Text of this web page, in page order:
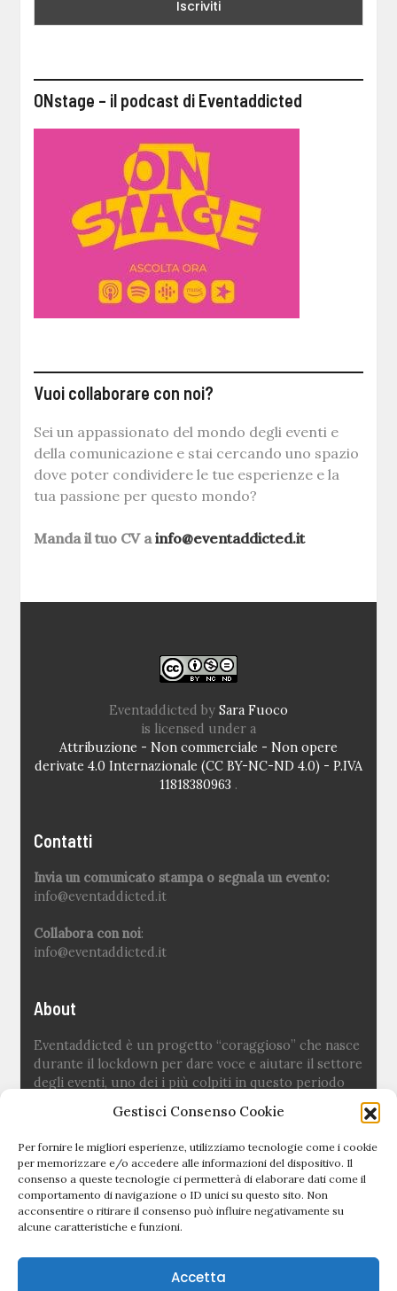
Gestisci Consenso Cookie
Per fornire le migliori esperienze, utilizziamo tecnologie come i cookie
per memorizzare e/o accedere alle informazioni del dispositivo. Il
consenso a queste tecnologie ci permetterà di elaborare dati come il
comportamento di navigazione o ID unici su questo sito. Non
acconsentire o ritirare il consenso può influire negativamente su
alcune caratteristiche e funzioni.
Accetta
ONstage – il podcast di Eventaddicted
Vuoi collaborare con noi?
Sei un appassionato del mondo degli eventi e
della comunicazione e stai cercando uno spazio
dove poter condividere le tue esperienze e la
tua passione per questo mondo?
Manda il tuo CV ainfo@eventaddicted.it
Eventaddicted by Sara Fuoco
is licensed under a
Attribuzione - Non commerciale - Non opere
derivate 4.0 Internazionale (CC BY-NC-ND 4.0) - P.IVA
11818380963 .
Contatti
Invia un comunicato stampa o segnala un evento:
info@eventaddicted.it
Collabora con noi:
info@eventaddicted.it
About
Eventaddicted è un progetto “coraggioso” che nasce
durante il lockdown per dare voce e aiutare il settore
degli eventi, uno dei i più colpiti in questo periodo
Ideato e fondato da Sara Fuoco
Quick links
Newsletter
Politica editoriale